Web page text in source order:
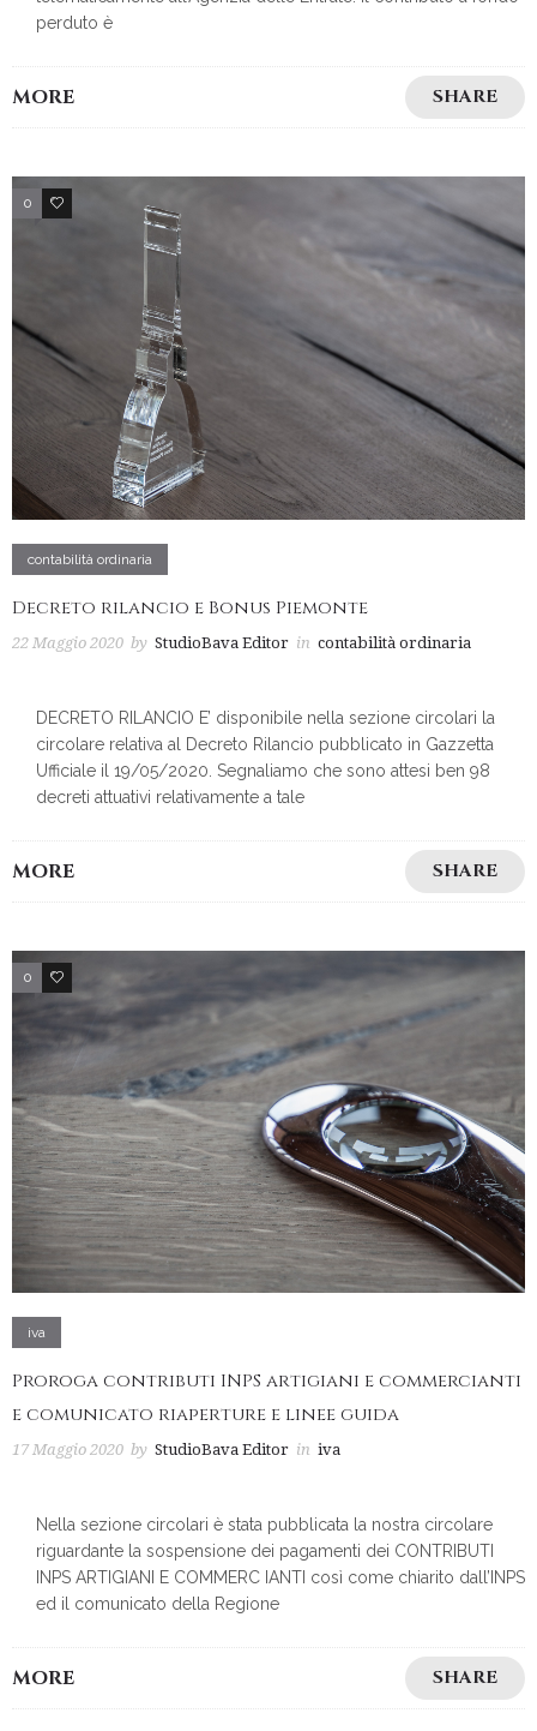
perduto è
MORE SHARE
0 3
contabilità ordinaria
Decreto rilancio e Bonus Piemonte
22 Maggio 2020 by StudioBava Editor in contabilità ordinaria
DECRETO RILANCIO E’ disponibile nella sezione circolari la
circolare relativa al Decreto Rilancio pubblicato in Gazzetta
Ufficiale il 19/05/2020. Segnaliamo che sono attesi ben 98
decreti attuativi relativamente a tale
MORE SHARE
0 3
iva
Proroga contributi INPS artigiani e commercianti
e comunicato riaperture e linee guida
17 Maggio 2020 by StudioBava Editor in iva
Nella sezione circolari è stata pubblicata la nostra circolare
riguardante la sospensione dei pagamenti dei CONTRIBUTI
INPS ARTIGIANI E COMMERC IANTI così come chiarito dall’INPS
ed il comunicato della Regione
MORE SHARE